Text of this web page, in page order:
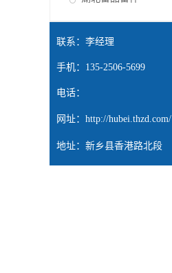
联系：李经理
手机：135-2506-5699
电话：
网址： http://hubei.thzd.com/
地址：新乡县香港路北段